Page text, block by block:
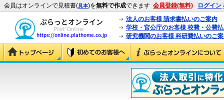
会員はオンラインで見積書(見本)を無料で作成できます 会員登録(無料) ログイン
法人のお客様 請求書払いのご案内
学校・官公庁のお客様 校費・公費
研究機関のお客様 科研費払いのご